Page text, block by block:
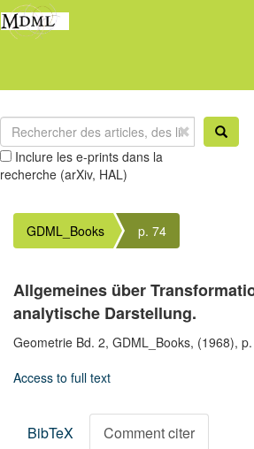
Inclure les e-prints dans la
recherche (arXiv, HAL)
GDML_Books p. 74
Allgemeines über
analytische Darstellung.
Geometrie Bd. 2, GDML_Books, (1968),
Access to full text
BibTeX Comment citer